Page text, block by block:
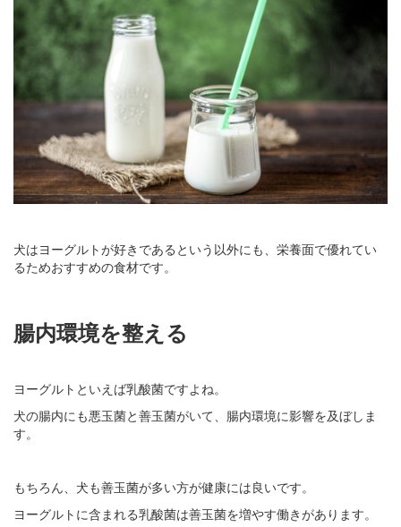
犬はヨーグルトが好きであるという以外にも、栄養面で優れてい
るためおすすめの食材です。
腸内環境を整える
ヨーグルトといえば乳酸菌ですよね。
犬の腸内にも悪玉菌と善玉菌がいて、腸内環境に影響を及ぼしま
す。
もちろん、犬も善玉菌が多い方が健康には良いです。
ヨーグルトに含まれる乳酸菌は善玉菌を増やす働きがあります。